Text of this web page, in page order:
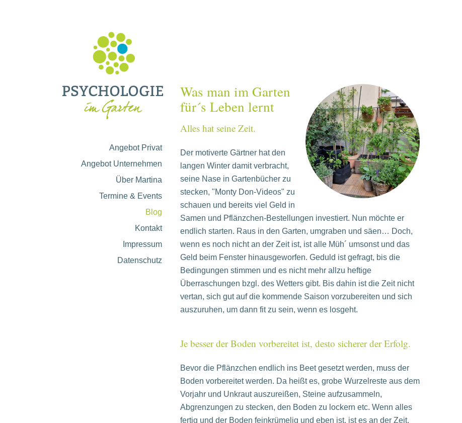
Angebot Privat
Angebot Unternehmen
Über Martina
Termine & Events
Blog
Kontakt
Impressum
Datenschutz
Was man im Garten
für´s Leben lernt
Alles hat seine Zeit.
Der motiverte Gärtner hat den
langen Winter damit verbracht,
seine Nase in Gartenbücher zu
stecken, "Monty Don-Videos" zu
schauen und bereits viel Geld in
Samen und Pflänzchen-Bestellungen investiert. Nun möchte er
endlich starten. Raus in den Garten, umgraben und säen… Doch,
wenn es noch nicht an der Zeit ist, ist alle Müh´ umsonst und das
Geld beim Fenster hinausgeworfen. Geduld ist gefragt, bis die
Bedingungen stimmen und es nicht mehr allzu heftige
Überraschungen bzgl. des Wetters gibt. Bis dahin ist die Zeit nicht
vertan, sich gut auf die kommende Saison vorzubereiten und sich
auszuruhen, um dann fit zu sein, wenn es losgeht.
Je besser der Boden vorbereitet ist, desto sicherer der Erfolg.
Bevor die Pflänzchen endlich ins Beet gesetzt werden, muss der
Boden vorbereitet werden. Da heißt es, grobe Wurzelreste aus dem
Vorjahr und Unkraut auszureißen, Steine aufzusammeln,
Abgrenzungen zu stecken, den Boden zu lockern etc. Wenn alles
fertig und der Boden feinkrümelig und eben ist, ist es an der Zeit,